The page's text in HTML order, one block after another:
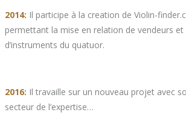
2014: Il participe à la creation de Violin-
permettant la mise en relation de vendeurs et
d’instruments du quatuor.
2016: Il travaille sur un nouveau projet avec
secteur de l’expertise…